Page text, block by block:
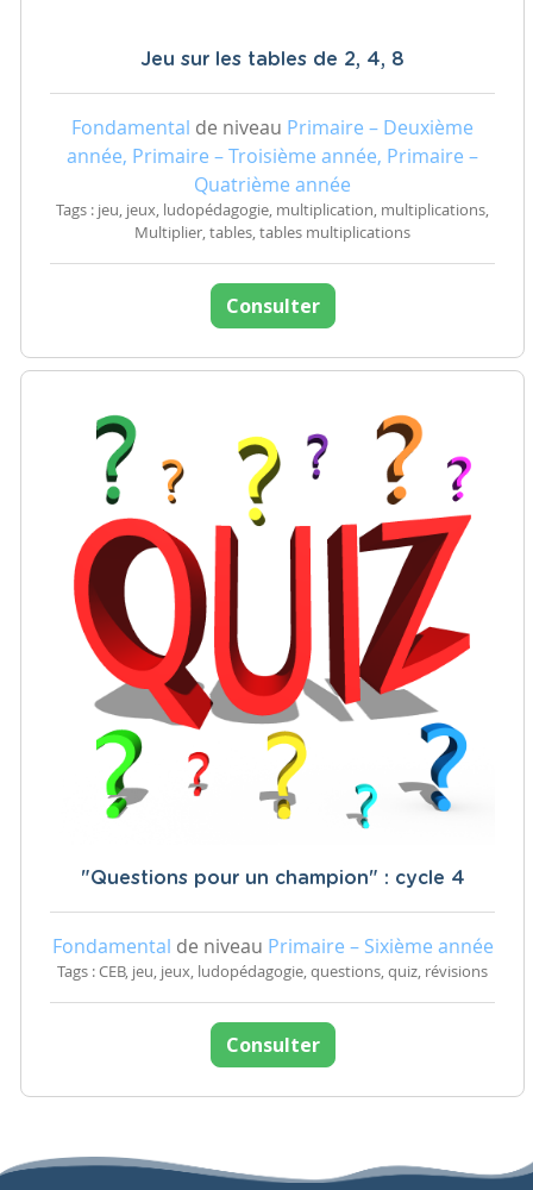
Jeu sur les tables de 2, 4, 8
Fondamental de niveau Primaire – Deuxième
année, Primaire – Troisième année, Primaire –
Quatrième année
Tags : jeu, jeux, ludopédagogie, multiplication, multiplications,
Multiplier, tables, tables multiplications
Consulter
"Questions pour un champion" : cycle 4
Fondamental de niveau Primaire – Sixième année
Tags : CEB, jeu, jeux, ludopédagogie, questions, quiz, révisions
Consulter